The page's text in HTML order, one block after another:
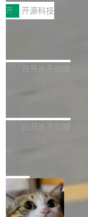
括 epoll（围绕
列、...
营、到IAA游戏的“买
广告协同的全链路经
的出海增长布局。 华
责人在开场致辞中表
已不再是“多一个投
高质量游戏...
列主板阵容迎来新
X3D。作为面向主流
产品，B850
D平台优化上的技术
更稳定、更高效的装
式2.0，可根据不同使
开 开源科技
Zadig v5.0 发布：
我们团队这几天最大
好，是 AI 写得太好
过 1528 名开发者，
白开水不加糖
数据库，有一个图形
布，具体更新内容包
支持 --security
=...），与 Alpha 版
白开水不加糖
块钱的玩意儿——一
系着涂了松香的线。
——哇”的蝉鸣声。实
局
30倍效率升级：解